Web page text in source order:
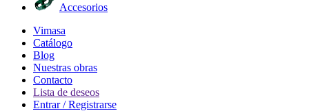
Accesorios
Vimasa
Catálogo
Blog
Nuestras obras
Contacto
Lista de deseos
Entrar / Registrarse